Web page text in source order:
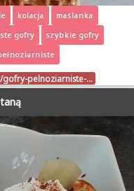
kolacja
maślanka
gofry
szybkie gofry
gofry-pelnoziarniste-…